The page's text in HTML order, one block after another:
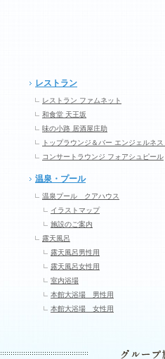
レストラン
レストラン ファムネット
和食堂 天王坂
味の小路 居酒屋庄助
トップラウンジ＆バー エンジェルネス
コンサートラウンジ フォアシュピール
温泉・プール
温泉プール クアハウス
イラストマップ
施設のご案内
露天風呂
露天風呂男性用
露天風呂女性用
室内浴場
本館大浴場 男性用
本館大浴場 女性用